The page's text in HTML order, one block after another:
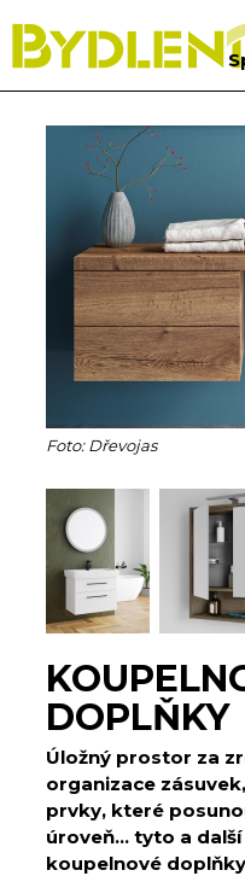
Foto: Dřevojas
DOPLŇKY
Úložný prostor za
organizace
prvky, které
úroveň… tyto a
koupelnové